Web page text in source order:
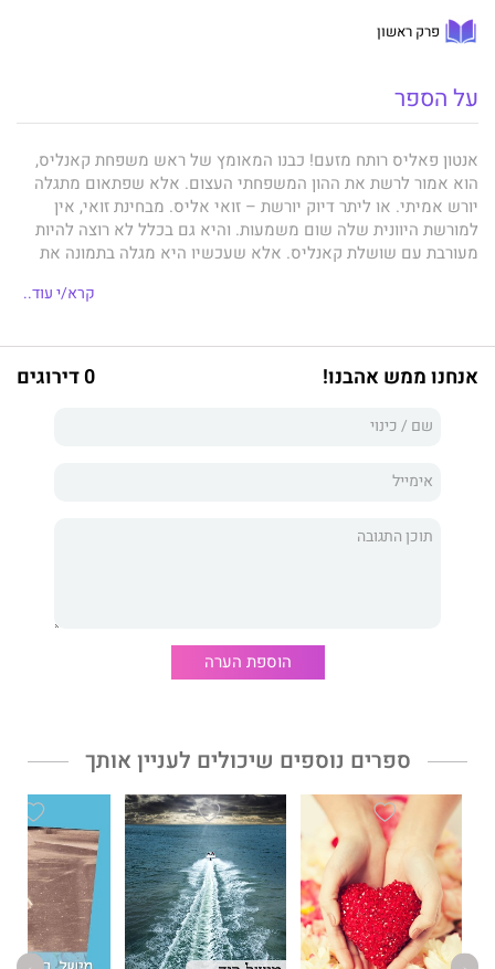
פרק ראשון
על הספר
אנטון פאליס רותח מזעם! כבנו המאומץ של ראש משפחת קאנליס,
הוא אמור לרשת את ההון המשפחתי העצום. אלא שפתאום מתגלה
יורש אמיתי. או ליתר דיוק יורשת – זואי אליס. מבחינת זואי, אין
למורשת היוונית שלה שום משמעות. והיא גם בכלל לא רוצה להיות
מעורבת עם שושלת קאנליס. אלא שעכשיו היא מגלה בתמונה את
קרא/י עוד..
אנחנו ממש אהבנו! 0 דירוגים
הוספת הערה
ספרים נוספים שיכולים לעניין אותך